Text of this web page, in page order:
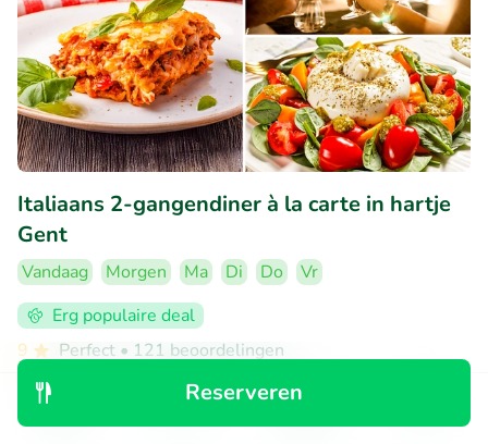
Reserveren
Italiaans 2-gangendiner à la carte in hartje
Gent
Vandaag Morgen Ma Di Do
Vr
Erg populaire deal
9
Perfect • 121 beoordelingen
La Tavola Italiana